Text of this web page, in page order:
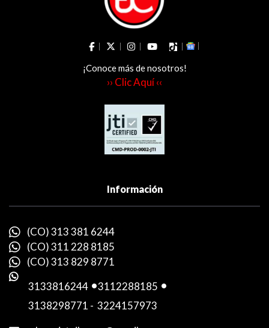
¡Conoce más de nosotros!
›› Clic Aquí ‹‹
Información
(CO) 313 381 6244
(CO) 311 228 8185
(CO) 313 829 8771
3133816244 -3112288185 -
3138298771 - 3224157973